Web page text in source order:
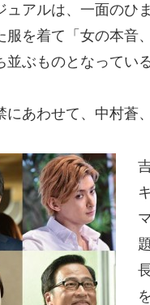
ュアルは、一面のひ
服を着て「女の本音
ぶものとなっている
あわせて、中村蒼